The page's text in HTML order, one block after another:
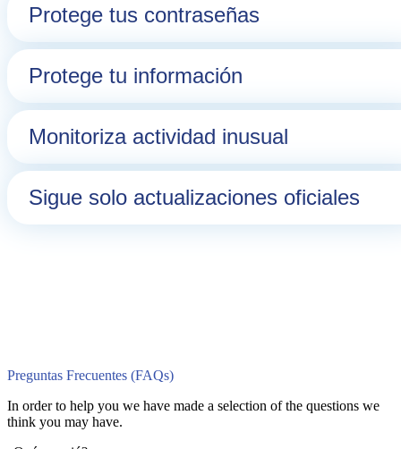
Protege tus contraseñas
Protege tu información
Monitoriza actividad inusual
Sigue solo actualizaciones oficiales
Preguntas Frecuentes (FAQs)
In order to help you we have made a selection of the questions we
think you may have.